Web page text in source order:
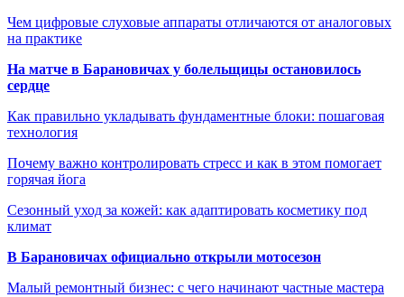
Чем цифровые слуховые аппараты отличаются от аналоговых
на практике
На матче в Барановичах у болельщицы остановилось
сердце
Как правильно укладывать фундаментные блоки: пошаговая
технология
Почему важно контролировать стресс и как в этом помогает
горячая йога
Сезонный уход за кожей: как адаптировать косметику под
климат
В Барановичах официально открыли мотосезон
Малый ремонтный бизнес: с чего начинают частные мастера